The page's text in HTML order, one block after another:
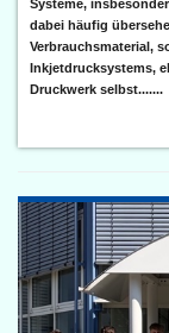
Systeme,
dabei häufig
Verbrauchsmaterial,
Inkjetdrucksystems,
Druckwerk selbst.......